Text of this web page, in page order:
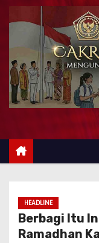
HEADLINE
Berbagi Itu
Ramadhan